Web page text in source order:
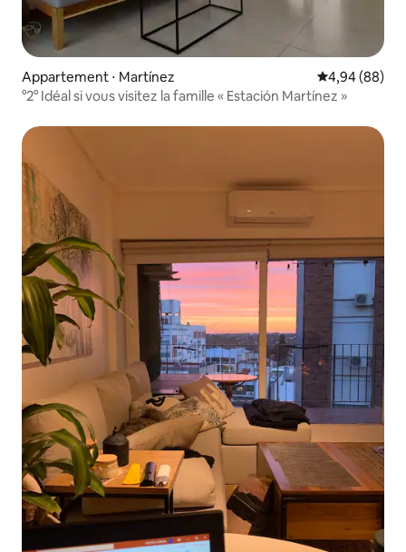
Appartement ⋅ Martínez Évaluation
4,94 (88)
°2° Idéal si vous visitez la famille « Estación Martínez »